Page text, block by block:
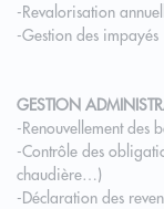
-Revalorisation
-Gestion des impayés
GESTION
-Renouvellement des
-Contrôle des
chaudière…)
-Déclaration des